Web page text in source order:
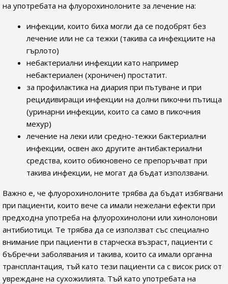
на употребата на флуорохинолоните за лечение на:
инфекции, които биха могли да се подобрят без
лечение или не са тежки (такива са инфекциите на
гърлото)
небактериални инфекции като например
небактериален (хроничен) простатит.
за профилактика на диария при пътуване и при
рецидивиращи инфекции на долни пикочни пътища
(уринарни инфекции, които са само в пикочния
мехур)
лечение на леки или средно-тежки бактериални
инфекции, освен ако другите антибактериални
средства, които обикновено се препоръчват при
такива инфекции, не могат да бъдат използвани.
Важно е, че флуорохинолоните трябва да бъдат избягвани
при пациенти, които вече са имали нежелани ефекти при
предходна употреба на флуорохинолони или хинолонови
антибиотици. Те трябва да се използват със специално
внимание при пациенти в старческа възраст, пациенти с
бъбречни заболявания и такива, които са имали органна
трансплантация, тъй като тези пациенти са с висок риск от
увреждане на сухожилията. Тъй като употребата на